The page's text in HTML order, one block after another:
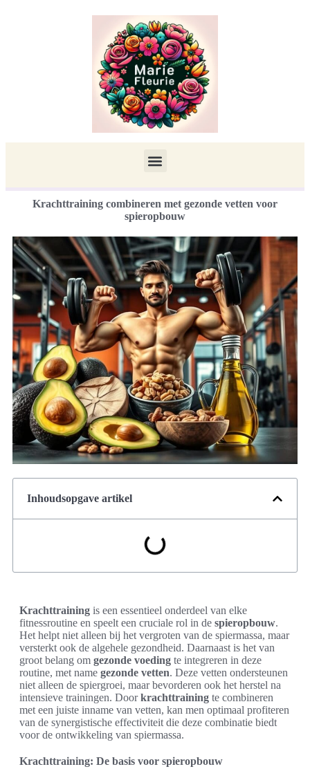
Krachttraining combineren met gezonde vetten voor
spieropbouw
Inhoudsopgave artikel
Krachttraining is een essentieel onderdeel van elke
fitnessroutine en speelt een cruciale rol in de spieropbouw.
Het helpt niet alleen bij het vergroten van de spiermassa, maar
versterkt ook de algehele gezondheid. Daarnaast is het van
groot belang om gezonde voeding te integreren in deze
routine, met name gezonde vetten. Deze vetten ondersteunen
niet alleen de spiergroei, maar bevorderen ook het herstel na
intensieve trainingen. Doorkrachttraining te combineren
met een juiste inname van vetten, kan men optimaal profiteren
van de synergistische effectiviteit die deze combinatie biedt
voor de ontwikkeling van spiermassa.
Krachttraining: De basis voor spieropbouw